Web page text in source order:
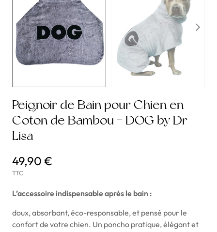
Peignoir de Bain pour Chien en
Coton de Bambou - DOG by Dr
Lisa
49,90 €
TTC
L’accessoire indispensable après le bain :
doux, absorbant, éco-responsable, et pensé pour le
confort de votre chien. Un poncho pratique, élégant et